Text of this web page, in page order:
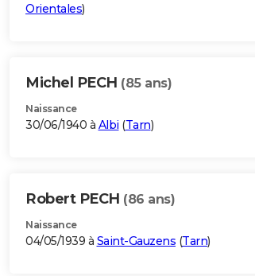
Orientales)
Michel PECH (85 ans)
Naissance
30/06/1940 à Albi (Tarn)
Robert PECH (86 ans)
Naissance
04/05/1939 à Saint-Gauzens (Tarn)